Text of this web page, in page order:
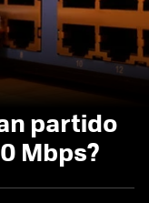
partido
Mbps?